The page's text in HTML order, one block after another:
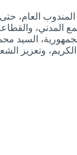
المندوب العام،
المدني،
السيد
وتعزيز